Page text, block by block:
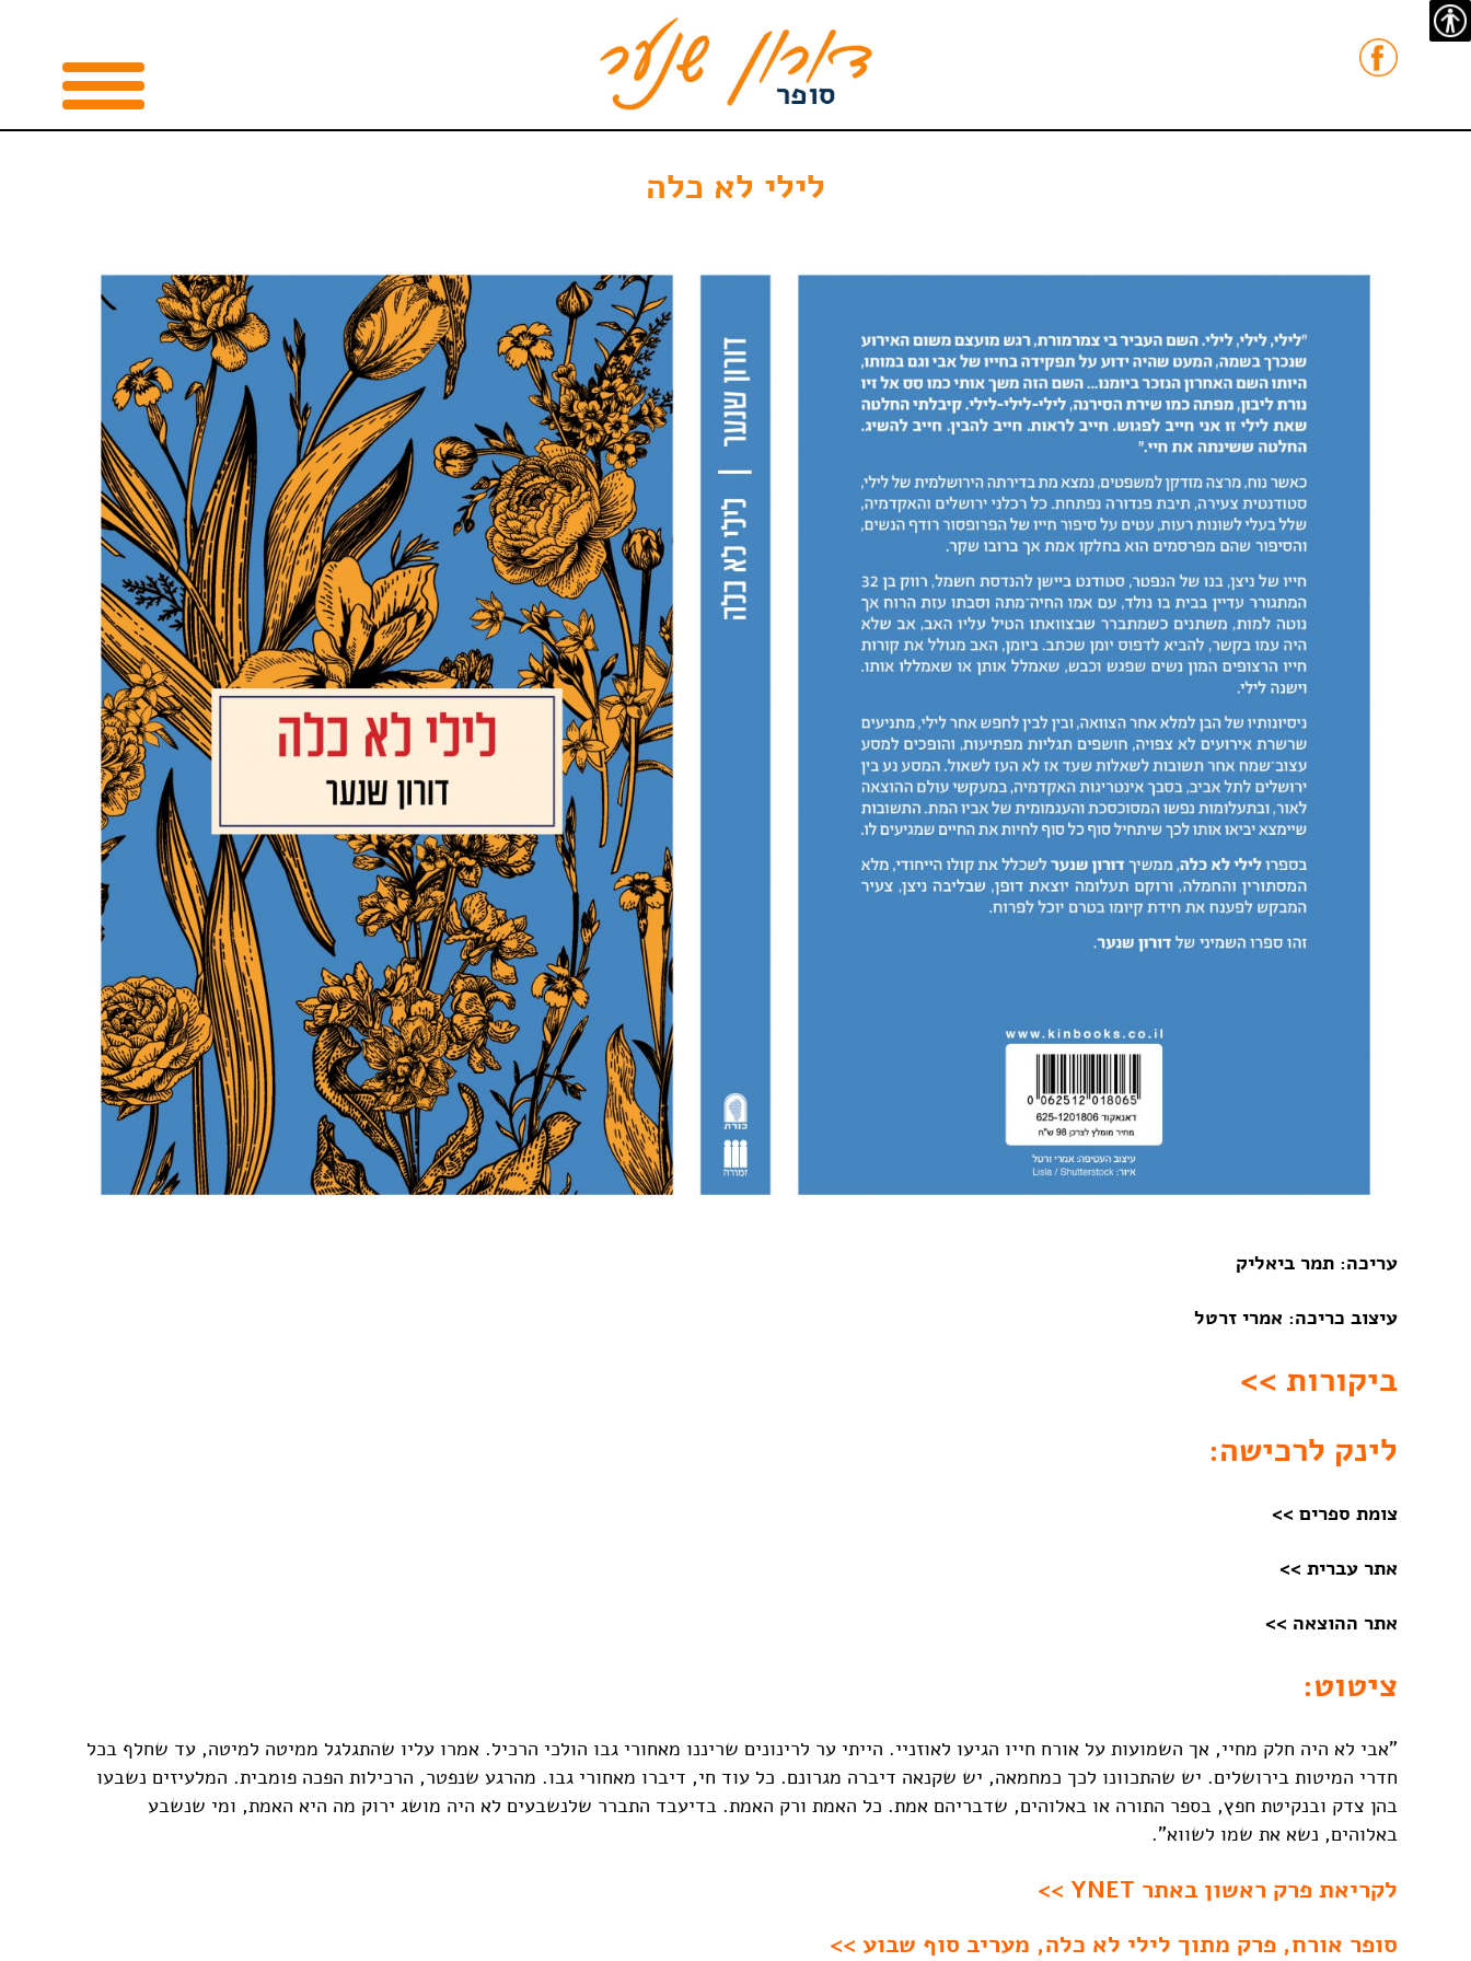
נגישות
לילי לא כלה
עריכה: תמר ביאליק
עיצוב כריכה: אמרי זרטל
ביקורות >>
לינק לרכישה:
צומת ספרים >>
אתר עברית >>
אתר ההוצאה >>
ציטוט:
"אבי לא היה חלק מחיי, אך השמועות על אורח חייו הגיעו לאוזניי. הייתי ער לרינונים שריננו מאחורי גבו הולכי הרכיל. אמרו עליו שהתגלגל ממיטה למיטה, עד שחלף בכל
חדרי המיטות בירושלים. יש שהתכוונו לכך כמחמאה, יש שקנאה דיברה מגרונם. כל עוד חי, דיברו מאחורי גבו. מהרגע שנפטר, הרכילות הפכה פומבית. המלעיזים נשבעו
בהן צדק ובנקיטת חפץ, בספר התורה או באלוהים, שדבריהם אמת. כל האמת ורק האמת. בדיעבד התברר שלנשבעים לא היה מושג ירוק מה היא האמת, ומי שנשבע
באלוהים, נשא את שמו לשווא".
לקריאת פרק ראשון באתר YNET >>
סופר אורח, פרק מתוך לילי לא כלה, מעריב סוף שבוע >>